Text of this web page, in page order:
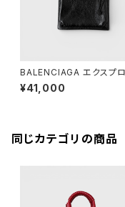
BALENCIAGA エクスプ
ー ストラップ付きポーチ ブ
ク
¥41,000
同じカテゴリの商品